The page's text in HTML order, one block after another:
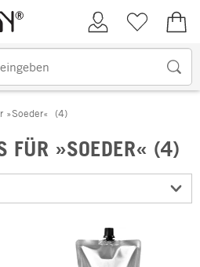
Kundenkonto
Merkliste
»Soeder« (4)
FÜR »SOEDER« (4)